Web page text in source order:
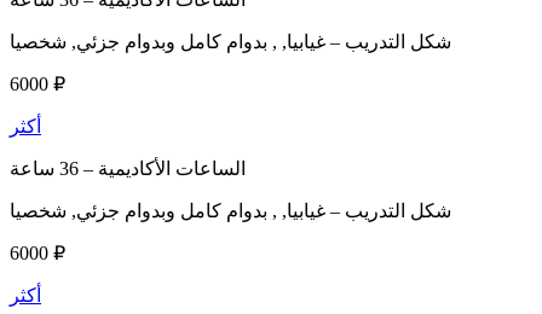
شكل التدريب – غيابيا, , بدوام كامل وبدوام جزئي, شخصيا
6000 ₽
أكثر
الساعات الأكاديمية –
شكل التدريب – غيابيا, , بدوام كامل وبدوام جزئي, شخصيا
6000 ₽
أكثر